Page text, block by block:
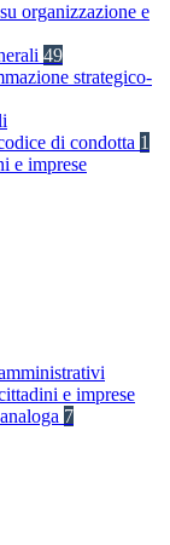
organizzazione e
49
strategico-
di condotta 1
e imprese
e imprese
7